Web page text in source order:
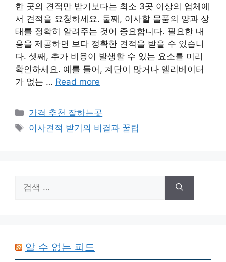
한 곳의 견적만 받기보다는 최소 3곳 이상의 업체에
서 견적을 요청하세요. 둘째, 이사할 물품의 양과 상
태를 정확히 알려주는 것이 중요합니다. 필요한 내
용을 제공하면 보다 정확한 견적을 받을 수 있습니
다. 셋째, 추가 비용이 발생할 수 있는 요소를 미리
확인하세요. 예를 들어, 계단이 많거나 엘리베이터
가 없는 … Read more
카
테
고
가격 추천 잘하는곳
태
이사견적 받기의 비결과 꿀팁
색:
알 수 없는 피드